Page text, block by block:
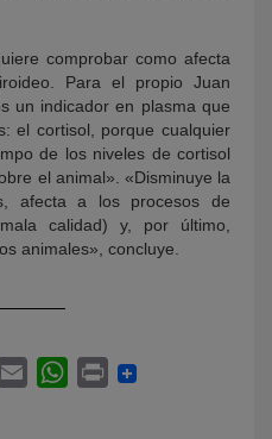
comprobar como afecta
Para el propio Juan
un indicador en plasma que
el cortisol, porque cualquier
de los niveles de cortisol
el animal». «Disminuye la
afecta a los procesos de
calidad) y, por último,
animales», concluye.